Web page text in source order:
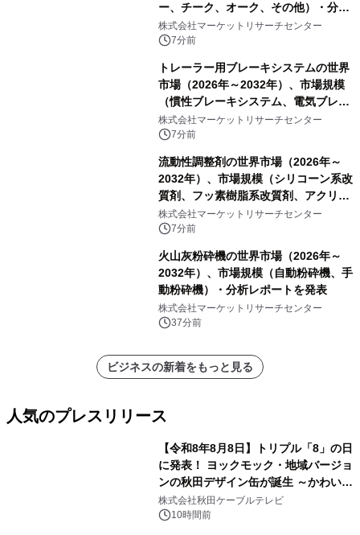
ー、チーク、オーク、その他）・分析
レポートを発表
株式会社マーケットリサーチセンター
7分前
トレーラー用ブレーキシステムの世界
市場（2026年～2032年）、市場規模
（慣性ブレーキシステム、電気ブレー
キシステム、その他）・分析レポート
を発表
株式会社マーケットリサーチセンター
7分前
流動性調整剤の世界市場（2026年～
2032年）、市場規模（シリコーン系改
質剤、フッ素樹脂系改質剤、アクリル
系改質剤、ポリウレタン系改質剤、ワ
ックス系改質剤）・分析レポートを発
株式会社マーケットリサーチセンター
7分前
火山灰粉砕機の世界市場（2026年～
2032年）、市場規模（自動粉砕機、手
動粉砕機）・分析レポートを発表
株式会社マーケットリサーチセンター
37分前
ビジネスの新着をもっと見る
人気のプレスリリース
【令和8年8月8日】トリプル「8」の日
に発表！ ヨックモック・地域バージョ
ンの秋田デザイン缶が誕生 ～かわいい
秋田犬の子犬と秋田の四季と名所を巡
るパッケージ～ 9月1日(火)秋田県内で
株式会社秋田ケーブルテレビ
10時間前